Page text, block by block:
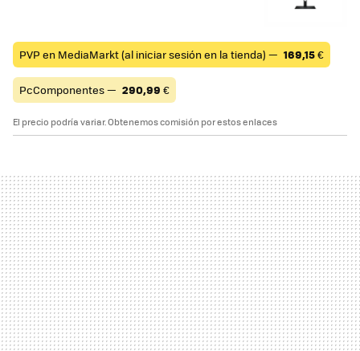
PVP en MediaMarkt (al iniciar sesión en la tienda) — 169,15€
PcComponentes — 290,99 €
El precio podría variar. Obtenemos comisión por estos enlaces